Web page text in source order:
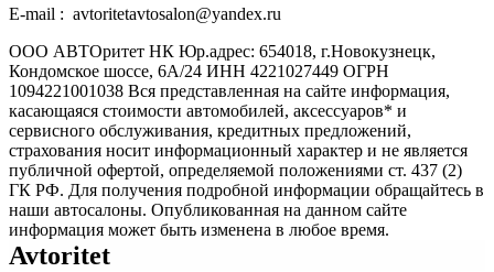
E-mail : avtoritetavtosalon@yandex.ru
ООО АВТОритет НК Юр.адрес: 654018, г.Новокузнецк,
Кондомское шоссе, 6А/24 ИНН 4221027449 ОГРН
1094221001038 Вся представленная на сайте информация,
касающаяся стоимости автомобилей, аксессуаров* и
сервисного обслуживания, кредитных предложений,
страхования носит информационный характер и не является
публичной офертой, определяемой положениями ст. 437 (2)
ГК РФ. Для получения подробной информации обращайтесь в
наши автосалоны. Опубликованная на данном сайте
информация может быть изменена в любое время.
Avtoritet